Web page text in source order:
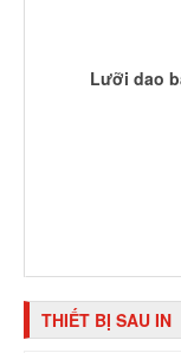
Lưỡi dao
THIẾT BỊ SAU IN